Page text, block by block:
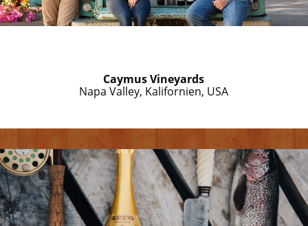
Caymus Vineyards
Napa Valley, Kalifornien, USA